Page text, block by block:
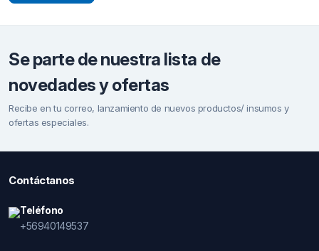
Se parte de nuestra lista de
novedades y ofertas
Recibe en tu correo, lanzamiento de nuevos productos/ insumos y
ofertas especiales.
Contáctanos
Teléfono
+56940149537